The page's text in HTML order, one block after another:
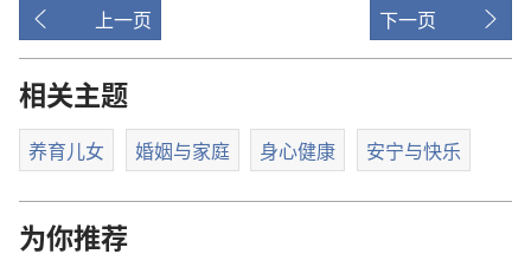
上一页 下一页
相关主题
养育儿女 婚姻与家庭 身心健康 安宁与快乐
为你推荐